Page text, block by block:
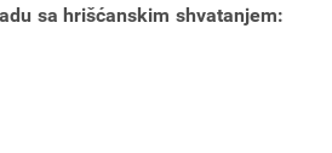
sa hrišćanskim shvatanjem: